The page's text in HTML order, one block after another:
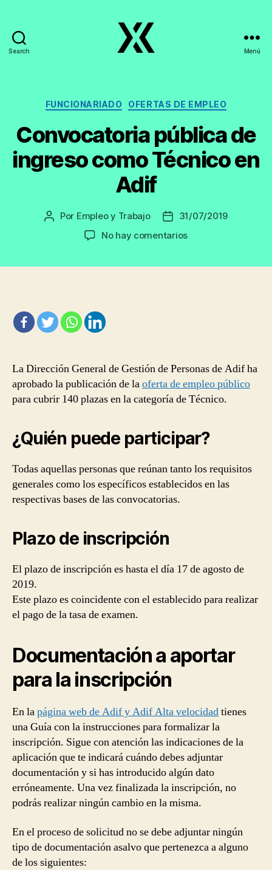
Search Menú
Categorías
FUNCIONARIADO OFERTAS DE EMPLEO
Convocatoria pública de
ingreso como Técnico en
Adif
Autor
Por Empleo y Trabajo
Fecha
de
31/07/2019
No hay comentariosen
La Dirección General de Gestión de Personas de Adif ha
aprobado la publicación de laoferta de empleo público
para cubrir 140 plazas en la categoría de Técnico.
¿Quién puede participar?
Todas aquellas personas que reúnan tanto los requisitos
generales como los específicos establecidos en las
respectivas bases de las convocatorias.
Plazo de inscripción
El plazo de inscripción es hasta el día 17 de agosto de
2019.
Este plazo es coincidente con el establecido para realizar
el pago de la tasa de examen.
Documentación a aportar
para la inscripción
En lapágina web de Adif y Adif Alta velocidadtienes
una Guía con la instrucciones para formalizar la
inscripción. Sigue con atención las indicaciones de la
aplicación que te indicará cuándo debes adjuntar
documentación y si has introducido algún dato
erróneamente. Una vez finalizada la inscripción, no
podrás realizar ningún cambio en la misma.
En el proceso de solicitud no se debe adjuntar ningún
tipo de documentación asalvo que pertenezca a alguno
de los siguientes: